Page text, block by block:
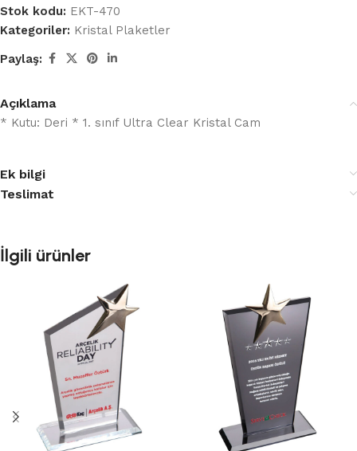
Stok kodu: EKT-470
Kategoriler: Kristal Plaketler
Paylaş:
Açıklama
* Kutu: Deri * 1. sınıf Ultra Clear Kristal Cam
Ek bilgi
Teslimat
İlgili ürünler